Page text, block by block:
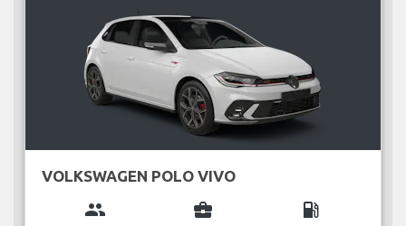
VOLKSWAGEN POLO VIVO
group business_center local_gas_station